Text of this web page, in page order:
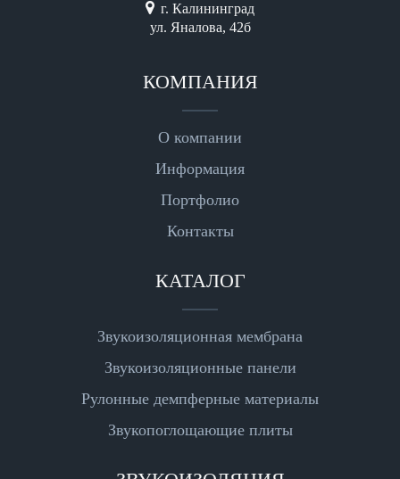
г. Калининград
ул. Яналова, 42б
КОМПАНИЯ
О компании
Информация
Портфолио
Контакты
КАТАЛОГ
Звукоизоляционная мембрана
Звукоизоляционные панели
Рулонные демпферные материалы
Звукопоглощающие плиты